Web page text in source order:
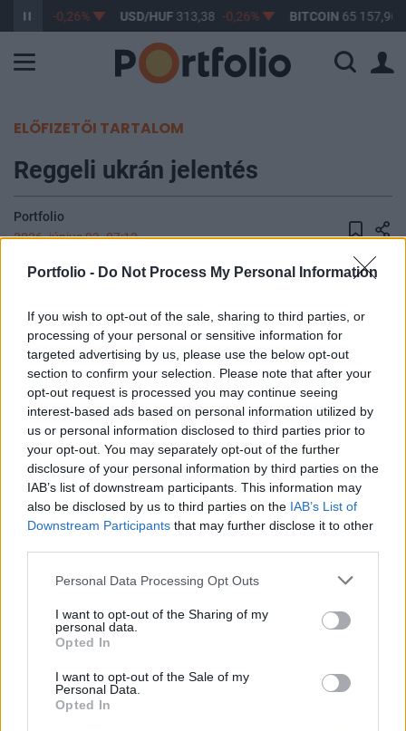
Portfolio - Do Not Process My Personal Information
If you wish to opt-out of the sale, sharing to third parties, or
processing of your personal or sensitive information for
targeted advertising by us, please use the below opt-out
section to confirm your selection. Please note that after your
opt-out request is processed you may continue seeing
interest-based ads based on personal information utilized by
us or personal information disclosed to third parties prior to
your opt-out. You may separately opt-out of the further
disclosure of your personal information by third parties on the
IAB’s list of downstream participants. This information may
also be disclosed by us to third parties on the IAB’s List of
Downstream Participants that may further disclose it to other
Personal Data Processing Opt Outs
I want to opt-out of the Sharing of my
personal data.
Opted In
I want to opt-out of the Sale of my
Personal Data.
Opted In
362,24 -0,26% USD/HUF 313,38 -0,26% BITCOIN 65 157,96
ELŐFIZETŐI TARTALOM
Reggeli ukrán jelentés
Portfolio
2026. június 03. 07:12
Megérkezett az ukrán légierő reggeli légvédelmi jelentése:
állításuk szerint 189-et sikerült lelőni. (Ukrinform)
KEDVES OLVASÓNK!
A keresett cikk a portfolio.hu hírarchívumához
tartozik, melynek olvasása előfizetéses
regisztrációhoz kötött.
Az előfizetés a következőket tartalmazza:
Portfolio.hu teljes cikkarchívum
Előfizetés
MÁR ELŐFIZETŐNK VAGY?BEJELENTKEZÉS